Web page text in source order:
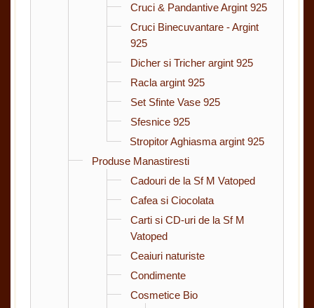
Cruci & Pandantive Argint 925
Cruci Binecuvantare - Argint
925
Dicher si Tricher argint 925
Racla argint 925
Set Sfinte Vase 925
Sfesnice 925
Stropitor Aghiasma argint 925
Produse Manastiresti
Cadouri de la Sf M Vatoped
Cafea si Ciocolata
Carti si CD-uri de la Sf M
Vatoped
Ceaiuri naturiste
Condimente
Cosmetice Bio